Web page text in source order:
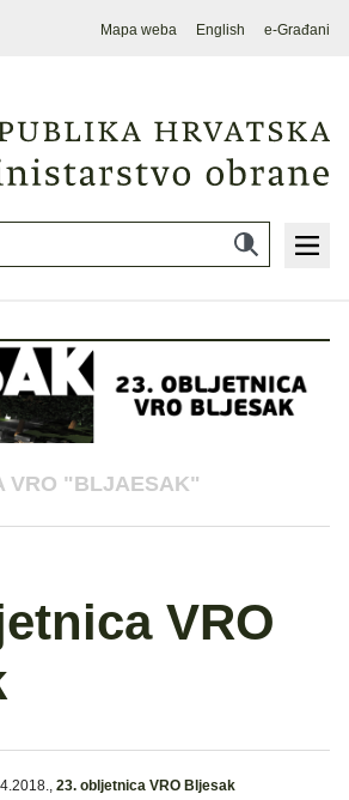
Mapa weba English e-Građani
VRO "BLJAESAK"
VRO
, 23. obljetnica VRO Bljesak